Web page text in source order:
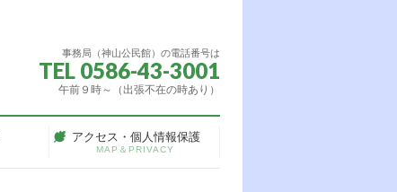
事務局（神山公民館）の電話番号は
TEL 0586-43-3001
午前９時～（出張不在の時あり）
アクセス・個人情報保護
MAP＆PRIVACY